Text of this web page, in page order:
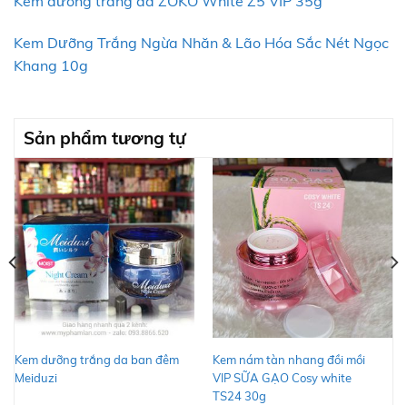
Kem Dưỡng Trắng Ngừa Nhăn & Lão Hóa Sắc Nét Ngọc
Khang 10g
Sản phẩm tương tự
Kem dưỡng trắng da ban đêm
Meiduzi
Kem nám tàn nhang đồi mồi
VIP SỮA GẠO Cosy white
TS24 30g